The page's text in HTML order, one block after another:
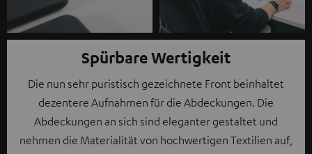
Spürbare Wertigkeit
Die nun sehr puristisch gezeichnete Front beinhaltet
dezentere Aufnahmen für die Abdeckungen. Die
Abdeckungen an sich sind eleganter gestaltet und
nehmen die Materialität von hochwertigen Textilien auf,